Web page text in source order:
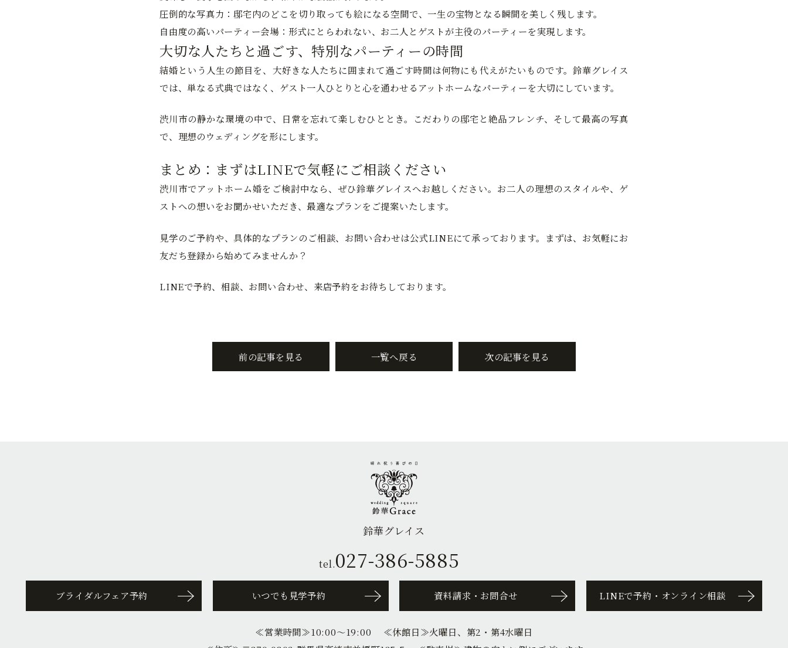
圧倒的な写真力：邸宅内のどこを切り取っても絵になる空間で、一生の宝物となる瞬間を美しく残します。
自由度の高いパーティー会場： 形式にとらわれない、お二人とゲストが主役のパーティーを実現します。
大切な人たちと過ごす、特別なパーティーの時間
結婚という人生の節目を、大好きな人たちに囲まれて過ごす時間は何物にも代えがたいものです。鈴華グレイス
では、単なる式典ではなく、ゲスト一人ひとりと心を通わせるアットホームなパーティーを大切にしています。
渋川市の静かな環境の中で、日常を忘れて楽しむひととき。こだわりの邸宅と絶品フレンチ、そして最高の写真
で、理想のウェディングを形にします。
まとめ：まずはLINEで気軽にご相談ください
渋川市でアットホーム婚をご検討中なら、ぜひ鈴華グレイスへお越しください。お二人の理想のスタイルや、ゲ
ストへの想いをお聞かせいただき、最適なプランをご提案いたします。
見学のご予約や、具体的なプランのご相談、お問い合わせは公式LINEにて承っております。まずは、お気軽にお
友だち登録から始めてみませんか？
LINEで予約、相談、お問い合わせ、来店予約をお待ちしております。
前の記事を見る 一覧へ戻る 次の記事を見る
鈴華グレイス
tel.027-386-5885
ブライダルフェア予約 いつでも見学予約 資料請求・お問合せ LINEで予約・オンライン相談
≪営業時間≫10:00〜19:00 ≪休館日≫火曜日、第2・第4水曜日